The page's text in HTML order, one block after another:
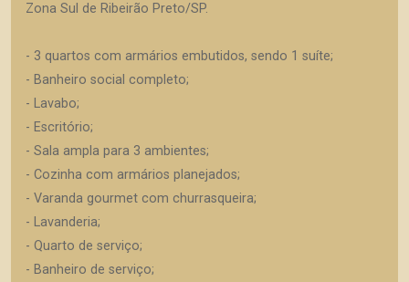
Zona Sul de Ribeirão Preto/SP.
- 3 quartos com armários embutidos, sendo 1 suíte;
- Banheiro social completo;
- Lavabo;
- Escritório;
- Sala ampla para 3 ambientes;
- Cozinha com armários planejados;
- Varanda gourmet com churrasqueira;
- Lavanderia;
- Quarto de serviço;
- Banheiro de serviço;